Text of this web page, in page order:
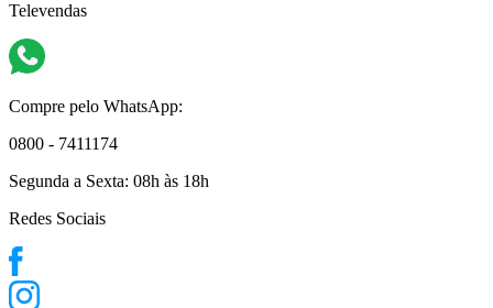
Televendas
Compre pelo WhatsApp:
0800 - 7411174
Segunda a Sexta: 08h às 18h
Redes Sociais